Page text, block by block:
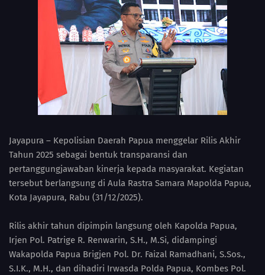
Jayapura – Kepolisian Daerah Papua menggelar Rilis Akhir
Tahun 2025 sebagai bentuk transparansi dan
pertanggungjawaban kinerja kepada masyarakat. Kegiatan
tersebut berlangsung di Aula Rastra Samara Mapolda Papua,
Kota Jayapura, Rabu (31/12/2025).
Rilis akhir tahun dipimpin langsung oleh Kapolda Papua,
Irjen Pol. Patrige R. Renwarin, S.H., M.Si, didampingi
Wakapolda Papua Brigjen Pol. Dr. Faizal Ramadhani, S.Sos.,
S.I.K., M.H., dan dihadiri Irwasda Polda Papua, Kombes Pol.